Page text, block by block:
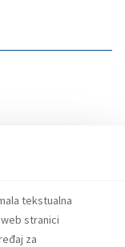
tekstualna
stranici
za
CLUB te